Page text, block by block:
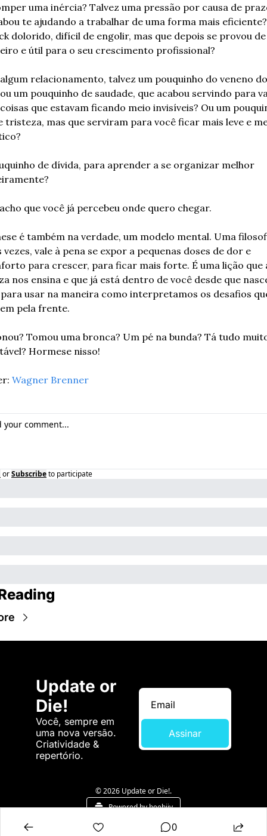
uma inércia? Talvez uma pressão por causa de
te ajudando a trabalhar de uma forma mais
dolorido, difícil de engolir, mas que depois se provou
e útil para o seu crescimento profissional?
relacionamento, talvez um pouquinho do veneno do
um pouquinho de saudade, que acabou servindo para
que estavam ficando meio invisíveis? Ou um
tristeza, mas que serviram para você ficar mais leve e
de dívida, para aprender a se organizar melhor
que você já percebeu onde quero chegar.
é também na verdade, um modelo mental. Uma
vezes, vale à pena se expor a pequenas doses de dor e
para crescer, para ficar mais forte. É uma lição que
nos ensina e que já está dentro de você desde que
usar na maneira como interpretamos os desafios
pela frente.
Tomou uma bronca? Um pé na bunda? Tá tudo
Hormese nisso!
Wagner Brenner
orSubscribeto participate
Update or
Die!
Você, sempre em
uma nova versão.
Criatividade &
repertório.
Assinar
© 2026 Update or Die!.
Powered by beehiiv
0